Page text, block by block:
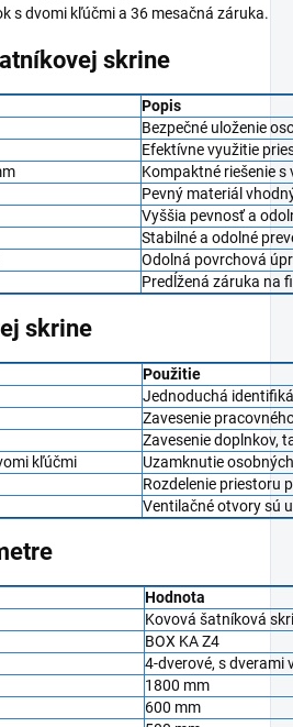
s dvomi kľúčmi a 36 mesačná záruka.
skrine
Popis
Bezpečné uloženie
Efektívne využitie
Kompaktné riešenie
Pevný materiál
Vyššia pevnosť a
Stabilné a odolné
Odolná povrchová
Predĺžená záruka na
skrine
Použitie
Jednoduchá
Zavesenie
Zavesenie doplnkov,
kľúčmi
Uzamknutie
Rozdelenie priestoru
Ventilačné otvory sú
Hodnota
Kovová šatníková
BOX KA Z4
4-dverové, s dverami
1800 mm
600 mm